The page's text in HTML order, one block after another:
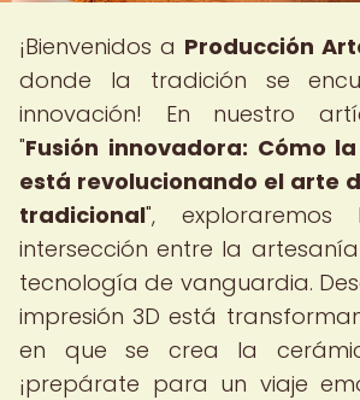
¡Bienvenidos a Producción
donde la tradición se
innovación! En nuestro
"Fusión innovadora: Cómo
está revolucionando el arte
tradicional", exploraremos
intersección entre la
tecnología de vanguardia.
impresión 3D está
en que se crea la
¡prepárate para un viaje